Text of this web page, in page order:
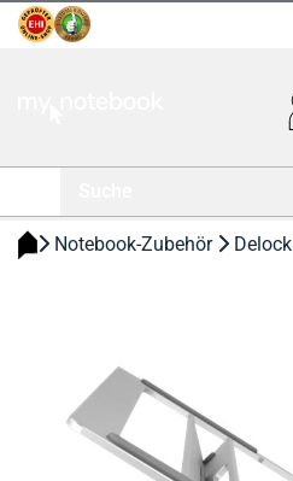
Notebook-Zubehör Delock